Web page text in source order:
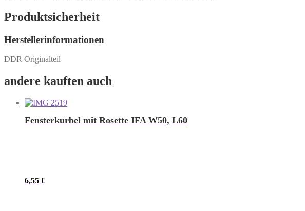
Produktsicherheit
Herstellerinformationen
DDR Originalteil
andere kauften auch
Fensterkurbel mit Rosette IFA W50, L60
6,55 €